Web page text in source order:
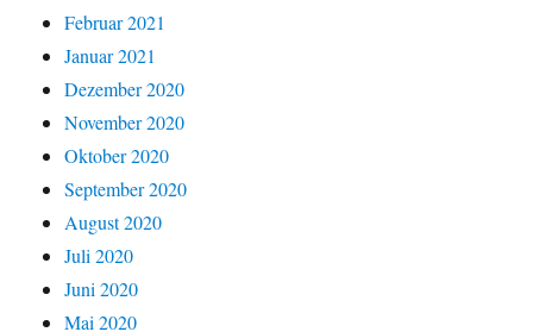
Februar 2021
Januar 2021
Dezember 2020
November 2020
Oktober 2020
September 2020
August 2020
Juli 2020
Juni 2020
Mai 2020